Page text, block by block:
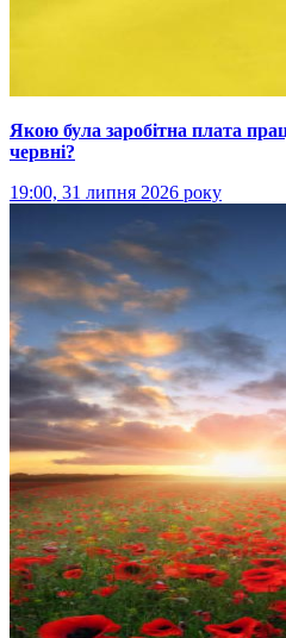
Якою була заробітна плата
червні?
19:00, 31 липня 2026 року